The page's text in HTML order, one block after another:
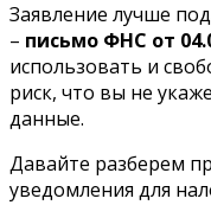
Заявление лучше
– письмо ФНС от
использовать и
риск, что вы не
данные.
Давайте разберем
уведомления для